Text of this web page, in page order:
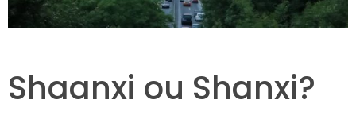
Shaanxi ou Shanxi?